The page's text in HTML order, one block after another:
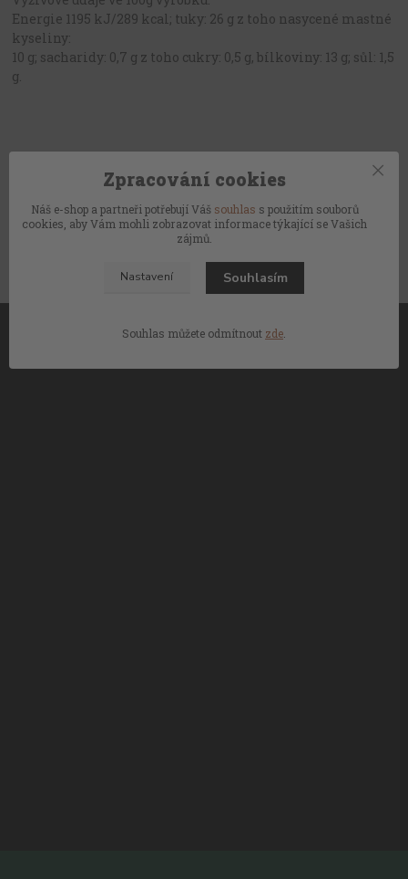
Energie 1195 kJ/289 kcal; tuky: 26 g z toho nasycené mastné
kyseliny:
10 g; sacharidy: 0,7 g z toho cukry: 0,5 g, bílkoviny: 13 g; sůl: 1,5
g.
Zboží zařazeno v kategoriích
Francouzské masové paštiky
Zpracování cookies
Náš e-shop a partneři potřebují Váš souhlas s použitím souborů
cookies, aby Vám mohli zobrazovat informace týkající se Vašich
zájmů.
Nastavení Souhlasím
Souhlas můžete odmítnout zde